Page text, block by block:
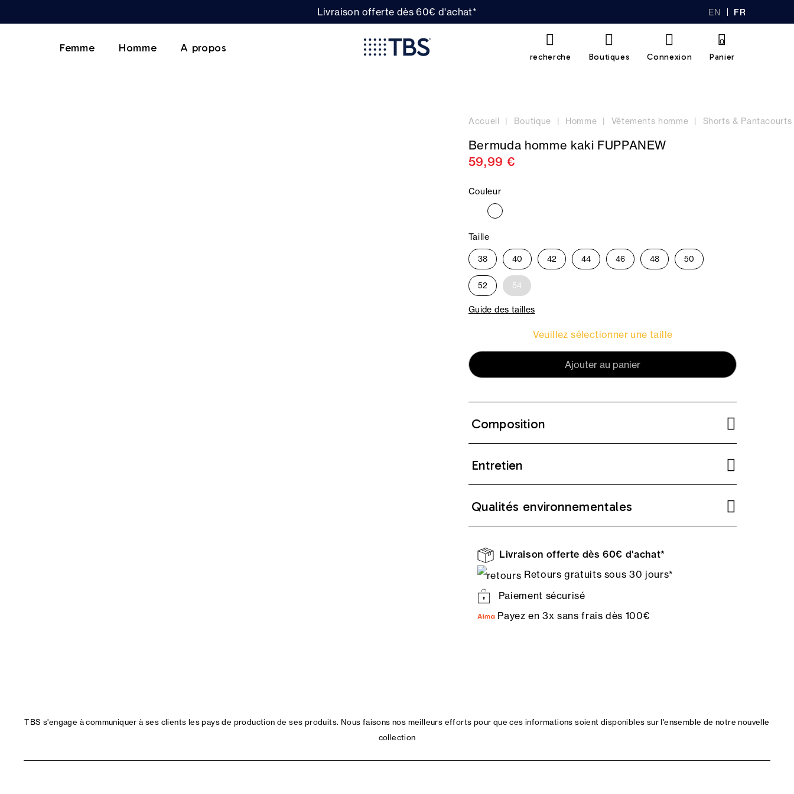
Livraison offerte dès 60€ d'achat* EN FR
Femme Homme A propos
recherche Boutiques Connexion Panier
0
Accueil Boutique Homme Vêtements homme Shorts & Pantacourts
Bermuda homme kaki FUPPANEW
59,99 €
Couleur
Taille
38 40 42 44 46 48 50
52 54
Guide des tailles
Veuillez sélectionner une taille
Ajouter au panier
Composition
Entretien
Qualités environnementales
Livraison offerte dès 60€ d'achat*
Retours gratuits sous 30 jours*
Paiement sécurisé
Payez en 3x sans frais dès 100€
TBS s'engage à communiquer à ses clients les pays de production de ses produits. Nous faisons nos meilleurs efforts pour que ces informations soient disponibles sur l'ensemble de notre nouvelle
collection